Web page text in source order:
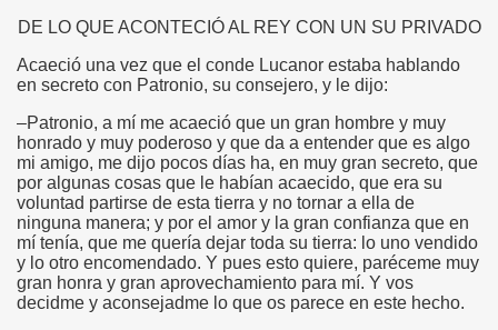
DE LO QUE ACONTECIÓ AL REY CON UN SU PRIVADO
Acaeció una vez que el conde Lucanor estaba hablando
en secreto con Patronio, su consejero, y le dijo:
–Patronio, a mí me acaeció que un gran hombre y muy
honrado y muy poderoso y que da a entender que es algo
mi amigo, me dijo pocos días ha, en muy gran secreto, que
por algunas cosas que le habían acaecido, que era su
voluntad partirse de esta tierra y no tornar a ella de
ninguna manera; y por el amor y la gran confianza que en
mí tenía, que me quería dejar toda su tierra: lo uno vendido
y lo otro encomendado. Y pues esto quiere, paréceme muy
gran honra y gran aprovechamiento para mí. Y vos
decidme y aconsejadme lo que os parece en este hecho.